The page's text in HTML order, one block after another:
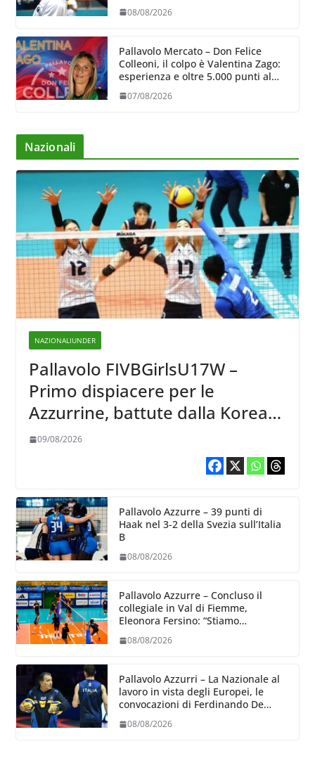
08/08/2026
Pallavolo Mercato – Don Felice
Colleoni, il colpo è Valentina Zago:
esperienza e oltre 5.000 punti al
07/08/2026
Nazionali
NAZIONALIUNDER
Pallavolo FIVBGirlsU17W –
Primo dispiacere per le
Azzurrine, battute dalla Korea
3-1
09/08/2026
Pallavolo Azzurre – 39 punti di
Haak nel 3-2 della Svezia sull’Italia
B
08/08/2026
Pallavolo Azzurre – Concluso il
collegiale in Val di Fiemme,
Eleonora Fersino: “Stiamo
dove poter migliorare”.
08/08/2026
Pallavolo Azzurri – La Nazionale al
lavoro in vista degli Europei, le
convocazioni di Ferdinando De
08/08/2026